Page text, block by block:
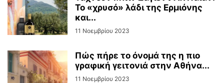
Το «χρυσό» λάδι της Ερμιόνης
και...
11 Νοεμβρίου 2023
Πώς πήρε το όνομά της η πιο
γραφική γειτονιά στην Αθήνα...
11 Νοεμβρίου 2023